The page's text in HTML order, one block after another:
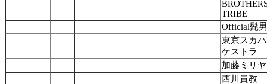
TRIBE
Official髭
東京スカ
ケストラ
加藤ミリヤ
西川貴教